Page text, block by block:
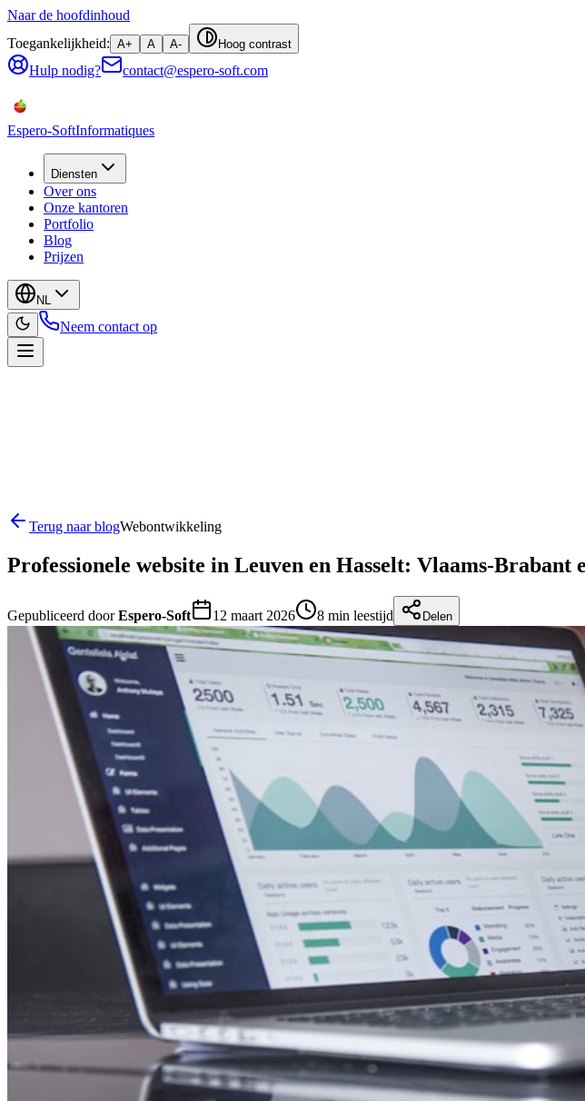
Naar de hoofdinhoud
Toegankelijkheid: A+ A A- Hoog contrast
Hulp nodig? contact@espero-soft.com
Espero-SoftInformatiques
Diensten
Over ons
Onze kantoren
Portfolio
Blog
Prijzen
NL
Neem contact op
Terug naar blogWebontwikkeling
Professionele website in Leuven en Hasselt: Vlaams-Brabant
Gepubliceerd door Espero-Soft 12 maart 2026 8 min leestijd Delen